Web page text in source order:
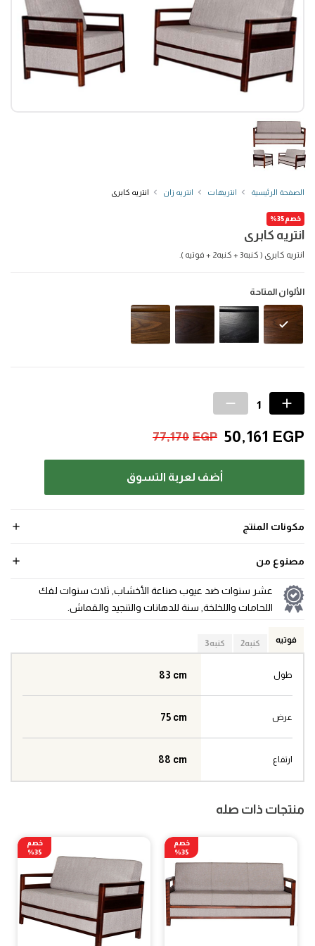
الصفحة الرئيسية انتريهات انتريه زان انتريه كابرى
انتريه كابرى
خصم35%
انتريه كابرى ( كنبه3 + كنبه2 + فوتيه ).
الألوان المتاحة
77,170 EGP 50,161 EGP
أضف لعربة التسوق
مكونات المنتج
مصنوع من
عشر سنوات ضد عيوب صناعة الأخشاب, ثلاث سنوات لفك
اللحامات واللخلخة, سنة للدهانات والتنجيد والقماش.
فوتيه كنبه2 كنبه3
طول 83 cm
عرض 75 cm
ارتفاع 88 cm
منتجات ذات صله
خصم
35%
خصم
35%